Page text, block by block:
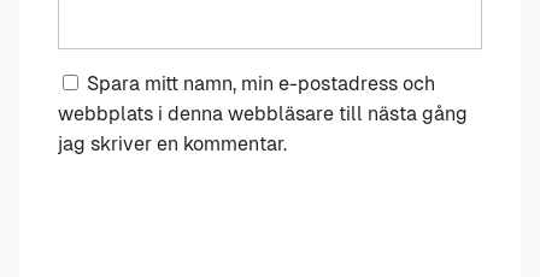
Spara mitt namn, min e-postadress och
webbplats i denna webbläsare till nästa gång
jag skriver en kommentar.